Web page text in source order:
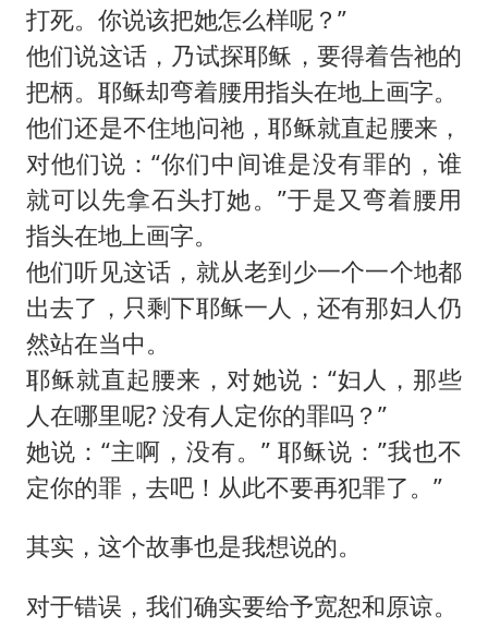
打死。你说该把她怎么样呢？”
他们说这话，乃试探耶稣，要得着告祂的
把柄。耶稣却弯着腰用指头在地上画字。
他们还是不住地问祂，耶稣就直起腰来，
对他们说：“你们中间谁是没有罪的，谁
就可以先拿石头打她。”于是又弯着腰用
指头在地上画字。
他们听见这话，就从老到少一个一个地都
出去了，只剩下耶稣一人，还有那妇人仍
然站在当中。
耶稣就直起腰来，对她说：“妇人，那些
人在哪里呢? 没有人定你的罪吗？”
她说：“主啊，没有。” 耶稣说：”我也不
定你的罪，去吧！从此不要再犯罪了。”
其实，这个故事也是我想说的。
对于错误，我们确实要给予宽恕和原谅。